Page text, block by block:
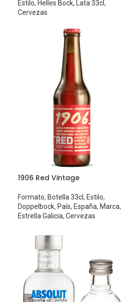
Estilo, Helles Bock, Lata 33cl,
Cervezas
1906 Red Vintage
Formato, Botella 33cl, Estilo,
Doppelbock, País, España, Marca,
Estrella Galicia, Cervezas